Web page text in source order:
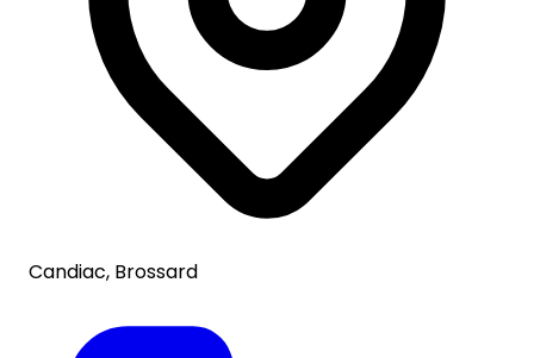
Candiac, Brossard